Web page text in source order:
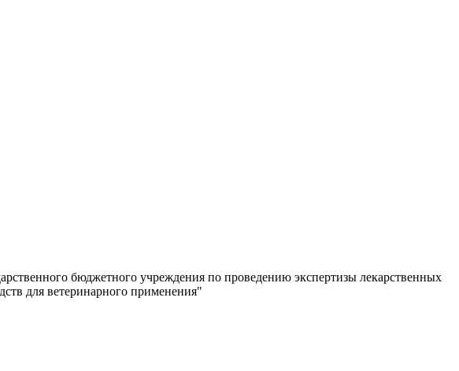
бюджетного учреждения по проведению экспертизы лекарственных
для ветеринарного применения"